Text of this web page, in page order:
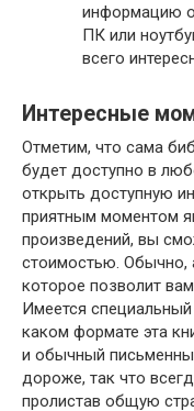
информацию о
ПК или
всего
Интересные
Отметим, что сама
будет доступно в
открыть доступную
приятным моментом
произведений, вы
стоимостью. Обычно,
которое позволит
Имеется
каком формате эта
и обычный
дороже, так что
пролистав общую